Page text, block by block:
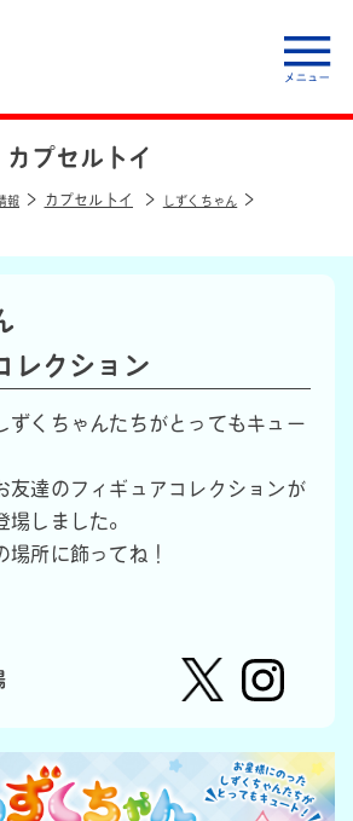
カプセルトイ
報 カプセルトイ しずくちゃん
レクション
ずくちゃんたちがとってもキュー
友達のフィギュアコレクションが
場しました。
場所に飾ってね！
ーナッ
ツクラ
ブのカ
ナッ
ツ・ク
ラブ